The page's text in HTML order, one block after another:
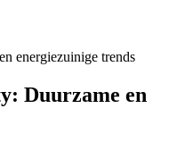
energiezuinige trends
Duurzame en